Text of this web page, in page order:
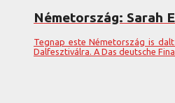
Németország: Sarah
Tegnap este Németország is
Dalfesztiválra. A Das deutsche